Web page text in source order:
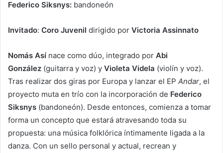
Federico Siksnys: bandoneón
Invitado: Coro Juvenil dirigido por Victoria Assinnato
Nomás Así nace como dúo, integrado por Abi
González (guitarra y voz) y Violeta Videla (violín y voz).
Tras realizar dos giras por Europa y lanzar el EP Andar, el
proyecto muta en trío con la incorporación de Federico
Siksnys (bandoneón). Desde entonces, comienza a tomar
forma un concepto que estará atravesando toda su
propuesta: una música folklórica íntimamente ligada a la
danza. Con un sello personal y actual, recrean y